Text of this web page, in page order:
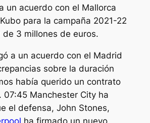
un acuerdo con el Mallorca
para la campaña 2021-22
de 3 millones de euros.
a un acuerdo con el Madrid
sobre la duración
había querido un contrato
07:45 Manchester City ha
el defensa, John Stones,
ha firmado un nuevo